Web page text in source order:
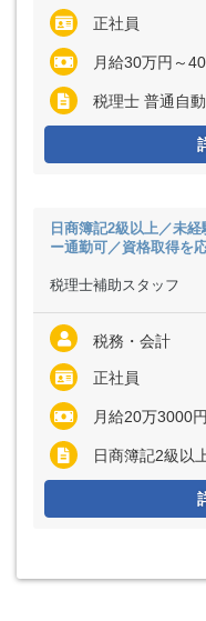
正社員
月給30万円～40万円 ※経験
税理士 普通自
日商簿記2級以上／未
ー通勤可／資格取得を
税理士補助スタッフ
税務・会計
正社員
月給20万3000円～25万円 ※
日商簿記2級以